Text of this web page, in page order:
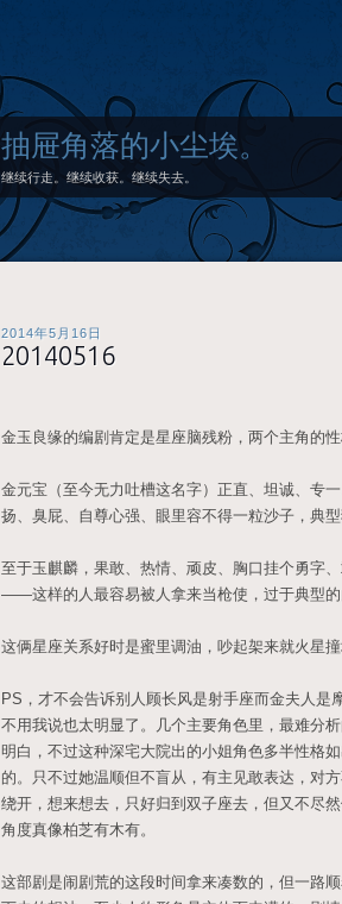
抽屉角落的小尘埃。
继续行走。继续收获。继续失去。
2014年5月16日
20140516
金玉良缘的编剧肯定是星座脑残粉，两个主角的
金元宝（至今无力吐槽这名字）正直、坦诚、专
扬、臭屁、自尊心强、眼里容不得一粒沙子，典型
至于玉麒麟，果敢、热情、顽皮、胸口挂个勇字
——这样的人最容易被人拿来当枪使，过于典型的
这俩星座关系好时是蜜里调油，吵起架来就火星撞
PS，才不会告诉别人顾长风是射手座而金夫人是
不用我说也太明显了。几个主要角色里，最难分
明白，不过这种深宅大院出的小姐角色多半性格
的。只不过她温顺但不盲从，有主见敢表达，对
绕开，想来想去，只好归到双子座去，但又不尽
角度真像柏芝有木有。
这部剧是闹剧荒的这段时间拿来凑数的，但一路